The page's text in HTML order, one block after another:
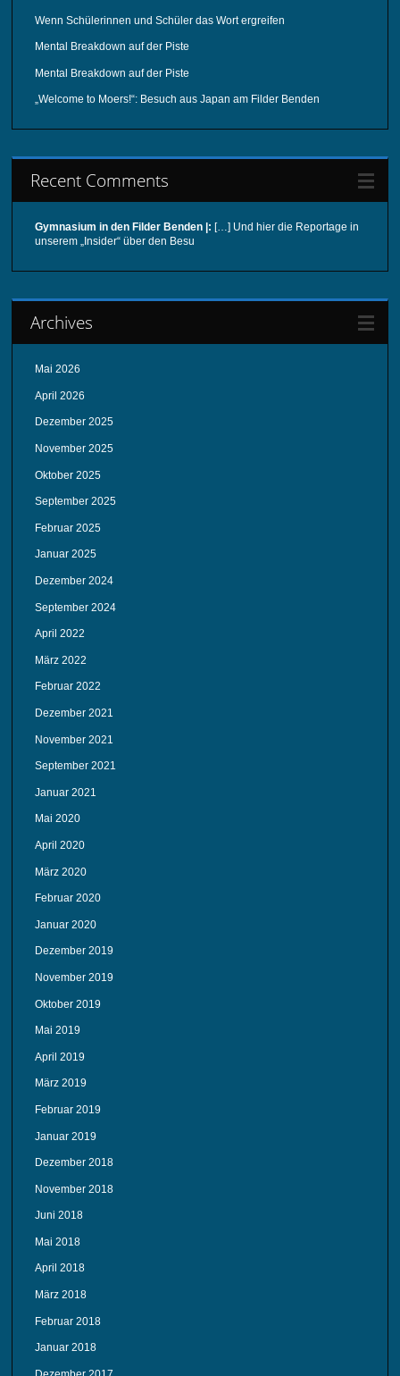
Wenn Schülerinnen und Schüler das Wort ergreifen
Mental Breakdown auf der Piste
Mental Breakdown auf der Piste
„Welcome to Moers!“: Besuch aus Japan am Filder Benden
Recent Comments
Gymnasium in den Filder Benden |: […] Und hier die Reportage in
unserem „Insider“ über den Besu
Archives
Mai 2026
April 2026
Dezember 2025
November 2025
Oktober 2025
September 2025
Februar 2025
Januar 2025
Dezember 2024
September 2024
April 2022
März 2022
Februar 2022
Dezember 2021
November 2021
September 2021
Januar 2021
Mai 2020
April 2020
März 2020
Februar 2020
Januar 2020
Dezember 2019
November 2019
Oktober 2019
Mai 2019
April 2019
März 2019
Februar 2019
Januar 2019
Dezember 2018
November 2018
Juni 2018
Mai 2018
April 2018
März 2018
Februar 2018
Januar 2018